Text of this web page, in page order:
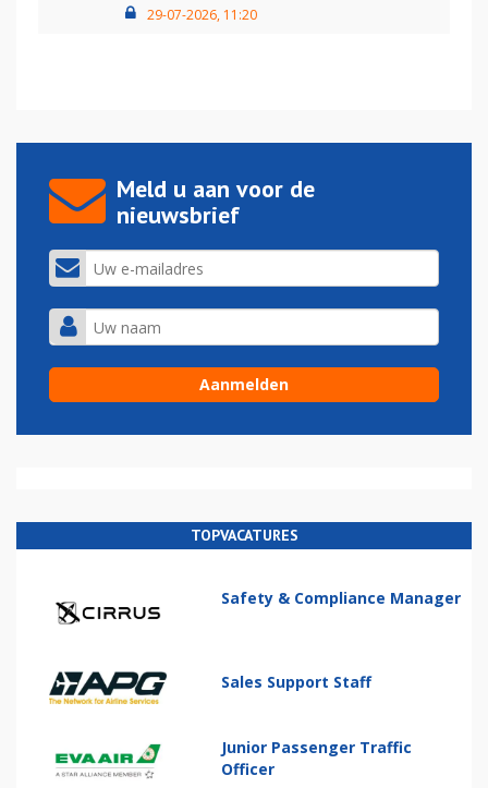
29-07-2026, 11:20
Meld u aan voor de
nieuwsbrief
TOPVACATURES
Safety & Compliance Manager
Sales Support Staff
Junior Passenger Traffic
Officer